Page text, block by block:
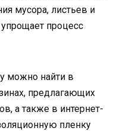
мусора, листьев и
процесс
можно найти в
предлагающих
а также в интернет-
пленку